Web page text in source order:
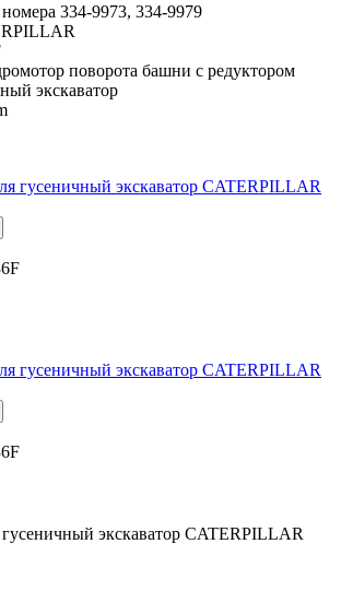
334-9973, 334-9979
поворота башни с редуктором
экскаватор
экскаватор CATERPILLAR